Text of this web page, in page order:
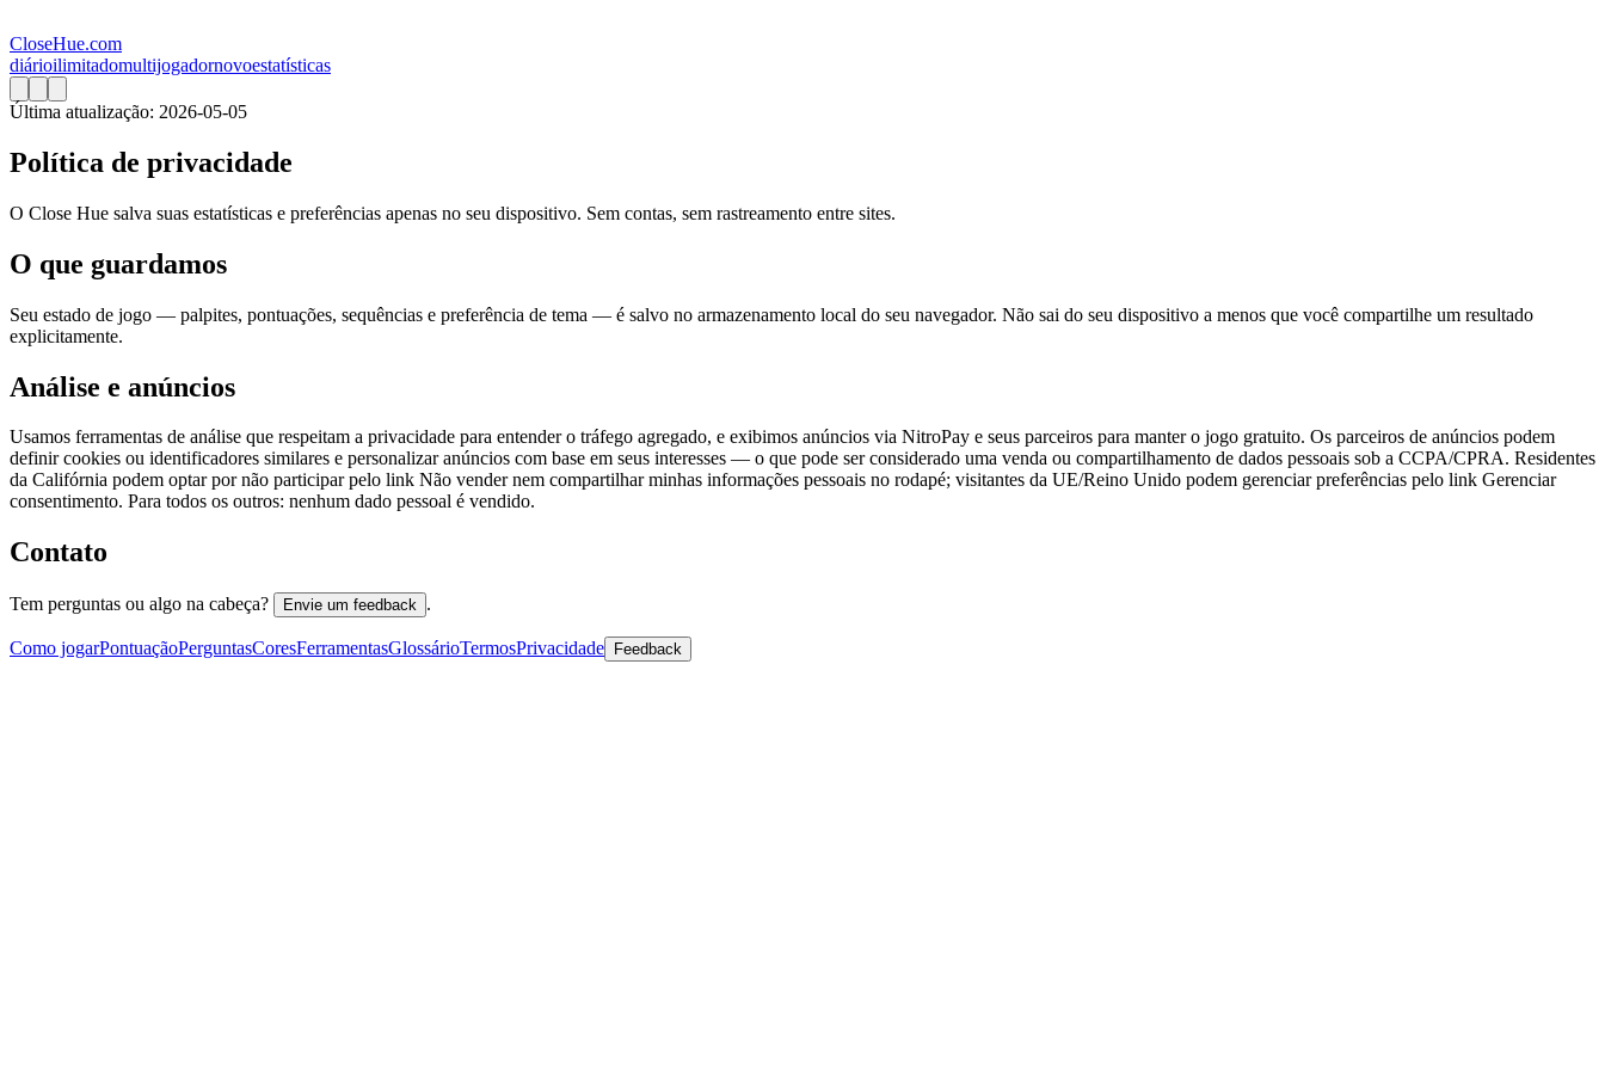
CloseHue.com
diárioilimitadomultijogadornovoestatísticas
Última atualização: 2026-05-05
Política de privacidade
O Close Hue salva suas estatísticas e preferências apenas no seu dispositivo. Sem contas, sem rastreamento entre sites.
O que guardamos
Seu estado de jogo — palpites, pontuações, sequências e preferência de tema — é salvo no armazenamento local do seu navegador. Não sai do seu dispositivo a menos que você compartilhe um resultado
explicitamente.
Análise e anúncios
Usamos ferramentas de análise que respeitam a privacidade para entender o tráfego agregado, e exibimos anúncios via NitroPay e seus parceiros para manter o jogo gratuito. Os parceiros de anúncios podem
definir cookies ou identificadores similares e personalizar anúncios com base em seus interesses — o que pode ser considerado uma venda ou compartilhamento de dados pessoais sob a CCPA/CPRA. Residentes
da Califórnia podem optar por não participar pelo link Não vender nem compartilhar minhas informações pessoais no rodapé; visitantes da UE/Reino Unido podem gerenciar preferências pelo link Gerenciar
consentimento. Para todos os outros: nenhum dado pessoal é vendido.
Contato
Tem perguntas ou algo na cabeça? Envie um feedback .
Como jogarPontuaçãoPerguntasCoresFerramentasGlossárioTermosPrivacidade Feedback